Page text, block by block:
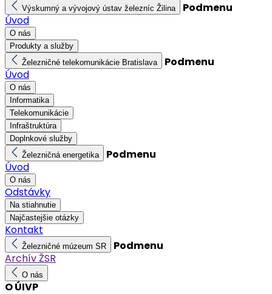
Výskumný a vývojový ústav železníc Žilina
Podmenu
Úvod
O nás
Produkty a služby
Železničné telekomunikácie Bratislava
Podmenu
Úvod
O nás
Informatika
Telekomunikácie
Infraštruktúra
Doplnkové služby
Železničná energetika
Podmenu
Úvod
O nás
Odstávky
Na stiahnutie
Najčastejšie otázky
Kontakt
Železničné múzeum SR
Podmenu
Archív ŽSR
O nás
O ÚIVP